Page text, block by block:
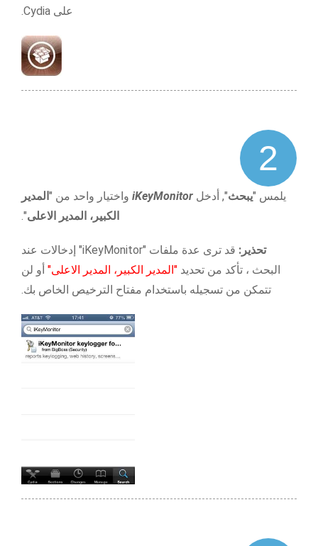
على Cydia.
2
يلمس "يبحث", أدخل iKeyMonitor واختيار واحد من "المدير
الكبير، المدير الاعلى".
تحذير:
قد ترى عدة ملفات "iKeyMonitor" إدخالات عند
البحث ، تأكد من تحديد "المدير الكبير، المدير الاعلى" أو لن
تتمكن من تسجيله باستخدام مفتاح الترخيص الخاص بك.